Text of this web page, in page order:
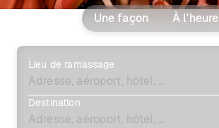
Une façon À l'heure
Lieu de ramassage
Destination